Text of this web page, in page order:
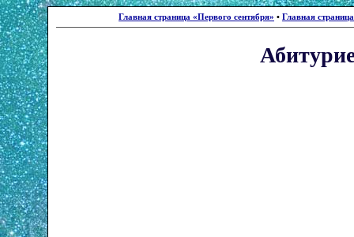
Главная страница «Первого сентября» • Главная